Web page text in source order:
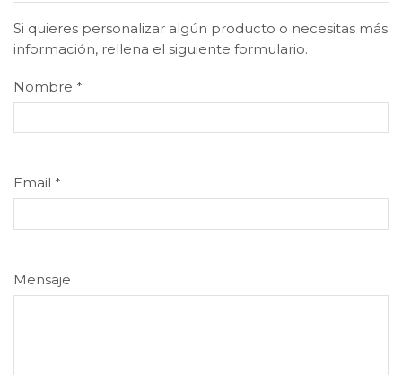
Si quieres personalizar algún producto o necesitas más
información, rellena el siguiente formulario.
Nombre *
Email *
Mensaje